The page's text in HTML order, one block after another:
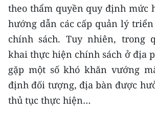
CÁC CHUYÊN TRANG
VỀ BÁO NHÂN DÂN
THỜI NAY
NHÂN DÂN CUỐI TUẦN
theo thẩm quyền quy định mức
hướng dẫn các cấp quản lý
chính sách. Tuy nhiên, trong
khai thực hiện chính sách ở địa
gặp một số khó khăn vướng
định đối tượng, địa bàn được
thủ tục thực hiện…